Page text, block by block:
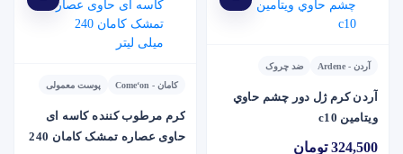
آردن - Ardene ضد چروک
آردن کرم ژل دور چشم حاوي
ويتامين c10
324,500 تومان
کامان - Come‘on پوست معمولی
کرم مرطوب کننده کاسه ای
حاوی عصاره تمشک کامان 240